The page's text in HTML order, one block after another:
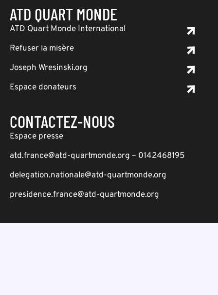
ATD QUART MONDE
ATD Quart Monde International
Refuser la misère
Joseph Wresinski.org
Espace donateurs
CONTACTEZ-NOUS
Espace presse
atd.france@atd-quartmonde.org – 0142468195
delegation.nationale@atd-quartmonde.org
presidence.france@atd-quartmonde.org